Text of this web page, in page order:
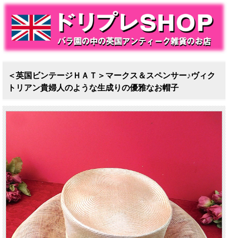
＜英国ビンテージＨＡＴ＞マークス＆スペンサー♪ヴィク
トリアン貴婦人のような生成りの優雅なお帽子